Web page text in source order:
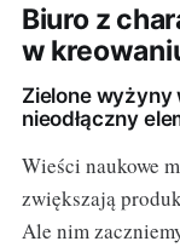
Biuro z
w
Zielone wyżyny
nieodłączny
Wieści naukowe
zwiększają
Ale nim